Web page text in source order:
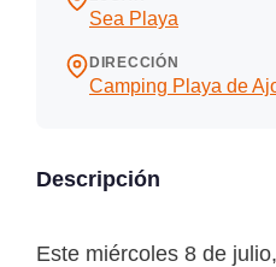
Sea Playa
DIRECCIÓN
Camping Playa de
Descripción
Este miércoles 8 de